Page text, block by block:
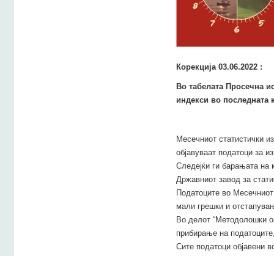
Корекција 03.06.2022 :
Во табелата Просечна
индекси во последната
Месечниот статистички
објавуваат податоци за
Следејќи ги барањата на
Државниот завод за
Податоците во
мали грешки и
Во делот “Методолошки
прибирање на
Сите податоци објавени